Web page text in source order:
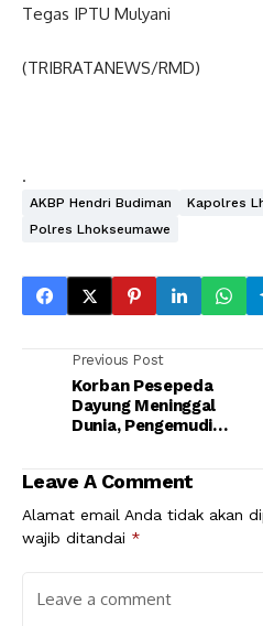
Tegas IPTU Mulyani
(TRIBRATANEWS/RMD)
.
AKBP Hendri Budiman Kapolres
Polres Lhokseumawe
Previous Post
Korban Pesepeda
Dayung Meninggal
Dunia, Pengemudi
Leave A Comment
Alamat email Anda tidak akan
wajib ditandai *